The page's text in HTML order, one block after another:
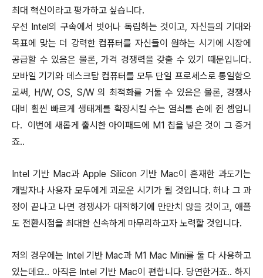
최대 혁신이라고 평가하고 싶습니다.
우선 Intel의 구속에서 벗어나 독립하는 것이고, 자신들의 기대와
목표에 맞는 더 강력한 컴퓨터를 자신들이 원하는 시기에 시장에
공급할 수 있음은 물론, 가격 경쟁력을 갖출 수 있기 때문입니다.
모바일 기기와 데스크탑 컴퓨터를 모두 단일 프로세스로 통일함으
로써, H/W, OS, S/W 의 최적화를 거둘 수 있음은 물론, 경쟁사
대비 횔씬 빠르게 생태계를 확장시킬 수는 열쇠를 손에 쥔 셈입니
다. 이번에 새롭게 출시한 아이패드에 M1 칩을 넣은 것이 그 증거
죠..
Intel 기반 Mac과 Apple Silicon 기반 Mac이 혼재한 과도기는
개발자나 사용자 모두에게 괴로운 시기가 될 것입니다. 허나 그 과
정이 끝나고 나면 경쟁사가 대적하기에 만만치 않을 것이고, 애플
도 전환시점을 최대한 신속하게 마무리하고자 노력할 것입니다.
저의 경우에는 Intel 기반 Mac과 M1 Mac Mini를 둘 다 사용하고
있는데요.. 아직은 Intel 기반 Mac이 편합니다. 당연한거죠.. 하지